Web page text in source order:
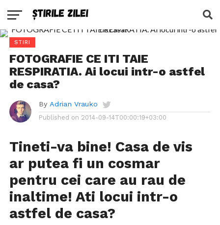
STIRI
FOTOGRAFIE CE ITI TAIE
RESPIRATIA. Ai locui intr-o astfel
de casa?
By Adrian Vrauko
Published on 2014-09-14T00:00:19+03:00
Tineti-va bine! Casa de vis
ar putea fi un cosmar
pentru cei care au rau de
inaltime! Ati locui intr-o
astfel de casa?